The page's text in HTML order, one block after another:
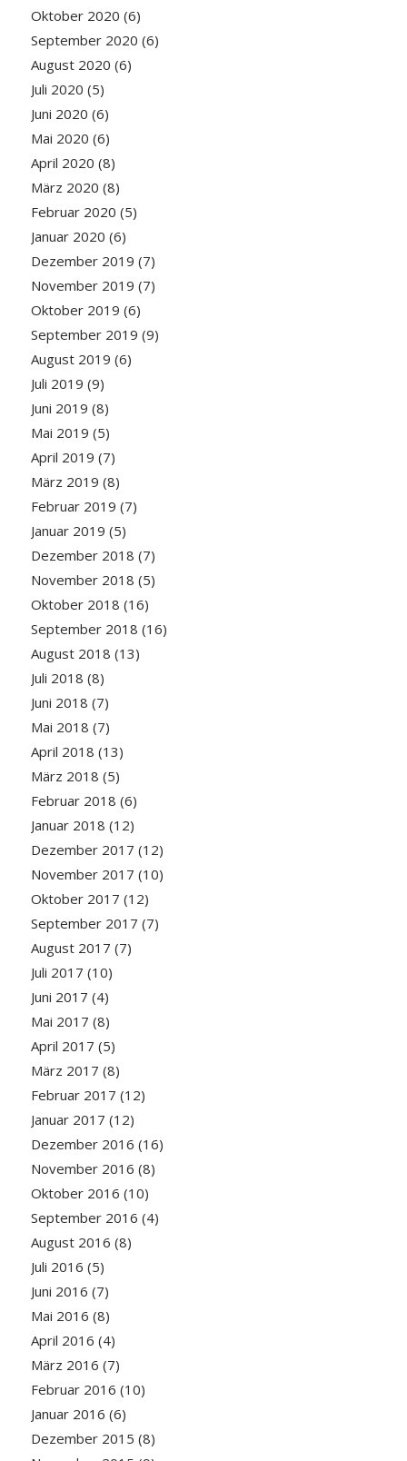
Oktober 2020 (6)
September 2020 (6)
August 2020 (6)
Juli 2020 (5)
Juni 2020 (6)
Mai 2020 (6)
April 2020 (8)
März 2020 (8)
Februar 2020 (5)
Januar 2020 (6)
Dezember 2019 (7)
November 2019 (7)
Oktober 2019 (6)
September 2019 (9)
August 2019 (6)
Juli 2019 (9)
Juni 2019 (8)
Mai 2019 (5)
April 2019 (7)
März 2019 (8)
Februar 2019 (7)
Januar 2019 (5)
Dezember 2018 (7)
November 2018 (5)
Oktober 2018 (16)
September 2018 (16)
August 2018 (13)
Juli 2018 (8)
Juni 2018 (7)
Mai 2018 (7)
April 2018 (13)
März 2018 (5)
Februar 2018 (6)
Januar 2018 (12)
Dezember 2017 (12)
November 2017 (10)
Oktober 2017 (12)
September 2017 (7)
August 2017 (7)
Juli 2017 (10)
Juni 2017 (4)
Mai 2017 (8)
April 2017 (5)
März 2017 (8)
Februar 2017 (12)
Januar 2017 (12)
Dezember 2016 (16)
November 2016 (8)
Oktober 2016 (10)
September 2016 (4)
August 2016 (8)
Juli 2016 (5)
Juni 2016 (7)
Mai 2016 (8)
April 2016 (4)
März 2016 (7)
Februar 2016 (10)
Januar 2016 (6)
Dezember 2015 (8)